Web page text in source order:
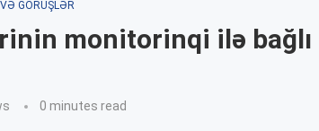
VƏ GÖRÜŞLƏR
monitorinqi ilə bağlı
0 minutes read